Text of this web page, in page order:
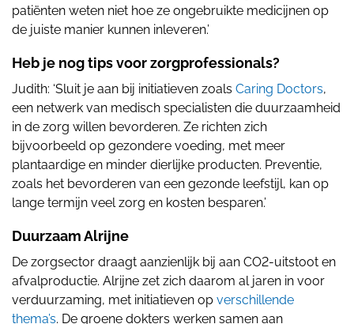
patiënten weten niet hoe ze ongebruikte medicijnen op
de juiste manier kunnen inleveren.’
Heb je nog tips voor zorgprofessionals?
Judith: ‘Sluit je aan bij initiatieven zoals Caring Doctors,
een netwerk van medisch specialisten die duurzaamheid
in de zorg willen bevorderen. Ze richten zich
bijvoorbeeld op gezondere voeding, met meer
plantaardige en minder dierlijke producten. Preventie,
zoals het bevorderen van een gezonde leefstijl, kan op
lange termijn veel zorg en kosten besparen.’
Duurzaam Alrijne
De zorgsector draagt aanzienlijk bij aan CO2-uitstoot en
afvalproductie. Alrijne zet zich daarom al jaren in voor
verduurzaming, met initiatieven op verschillende
thema’s. De groene dokters werken samen aan